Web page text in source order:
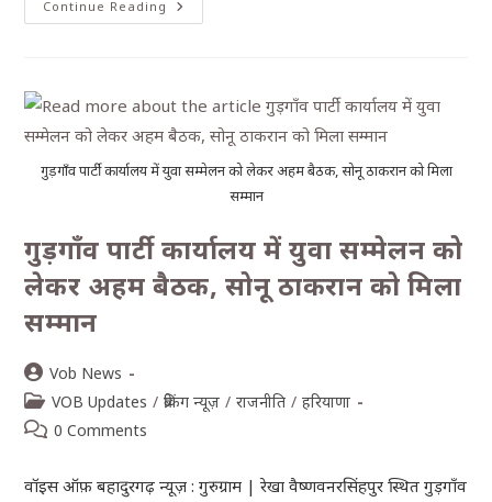
Continue Reading
गुड़गाँव पार्टी कार्यालय में युवा सम्मेलन को लेकर अहम बैठक, सोनू ठाकरान को मिला
सम्मान
गुड़गाँव पार्टी कार्यालय में युवा सम्मेलन को
लेकर अहम बैठक, सोनू ठाकरान को मिला
सम्मान
Vob News
VOB Updates / ब्रेकिंग न्यूज़ / राजनीति / हरियाणा
0 Comments
वॉइस ऑफ़ बहादुरगढ़ न्यूज़ : गुरुग्राम | रेखा वैष्णवनरसिंहपुर स्थित गुड़गाँव